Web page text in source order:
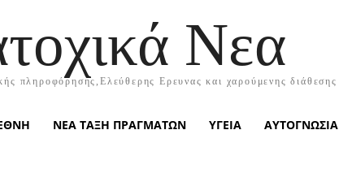
Νεα
πληροφόρησης,Ελεύθερης Ερευνας και χαρούμενης διάθεσης
ΝΕΑ ΤΑΞΗ ΠΡΑΓΜΑΤΩΝ ΥΓΕΙΑ ΑΥΤΟΓΝΩΣΙΑ